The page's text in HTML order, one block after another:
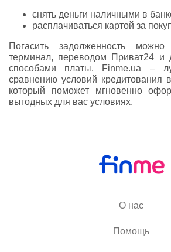
снять деньги наличными в
расплачиваться картой за
Погасить задолженность
терминал, переводом Приват24 и
способами платы. Finme.ua –
сравнению условий кредитования
который поможет мгновенно
выгодных для вас условиях.
О нас
Помощь